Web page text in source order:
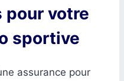
pour votre
sportive
assurance pour